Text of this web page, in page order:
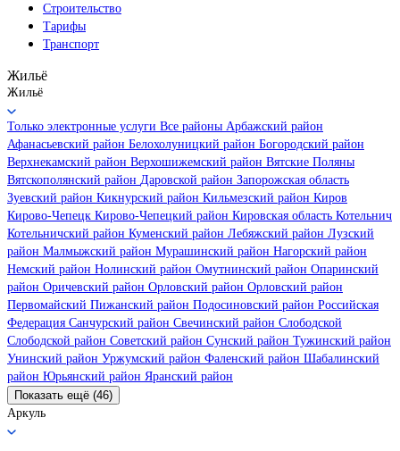
Строительство
Тарифы
Транспорт
Жильё
Жильё
Только электронные услуги Все районы Арбажский район
Афанасьевский район Белохолуницкий район Богородский район
Верхнекамский район Верхошижемский район Вятские Поляны
Вятскополянский район Даровской район Запорожская область
Зуевский район Кикнурский район Кильмезский район Киров
Кирово-Чепецк Кирово-Чепецкий район Кировская область Котельнич
Котельничский район Куменский район Лебяжский район Лузский
район Малмыжский район Мурашинский район Нагорский район
Немский район Нолинский район Омутнинский район Опаринский
район Оричевский район Орловский район Орловский район
Первомайский Пижанский район Подосиновский район Российская
Федерация Санчурский район Свечинский район Слободской
Слободской район Советский район Сунский район Тужинский район
Унинский район Уржумский район Фаленский район Шабалинский
район Юрьянский район Яранский район
Показать ещё (46)
Аркуль